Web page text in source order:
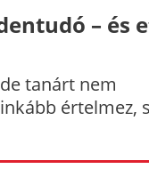
– és
tanárt nem
értelmez,